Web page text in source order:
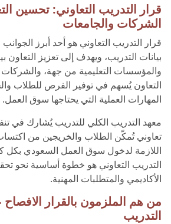
قرار التدريب التعاوني: تحسين
الشركات والجامعات
قرار التدريب التعاوني هو أحد أبرز
بيانات التدريب، ويهدف إلى تعزيز التعاون
والمؤسسات التعليمية من جهة،
التعاون يُسهم في توفير الفرص للطلاب
المهارات العملية التي يحتاجها سوق العمل.
معهد التدريب الكلي للتدريب يُشارك في
تعاوني تُمكّن الطلاب والخريجين من
اللازمة لدخول سوق العمل السعودي بكل
التدريب التعاوني هو خطوة أساسية نحو
الأكاديمي والمتطلبات المهنية.
من هم الملزمون بالقرار الافصاح
التدريب